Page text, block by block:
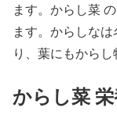
ます。からし菜
ます。からしな
り、葉にもからし
からし菜